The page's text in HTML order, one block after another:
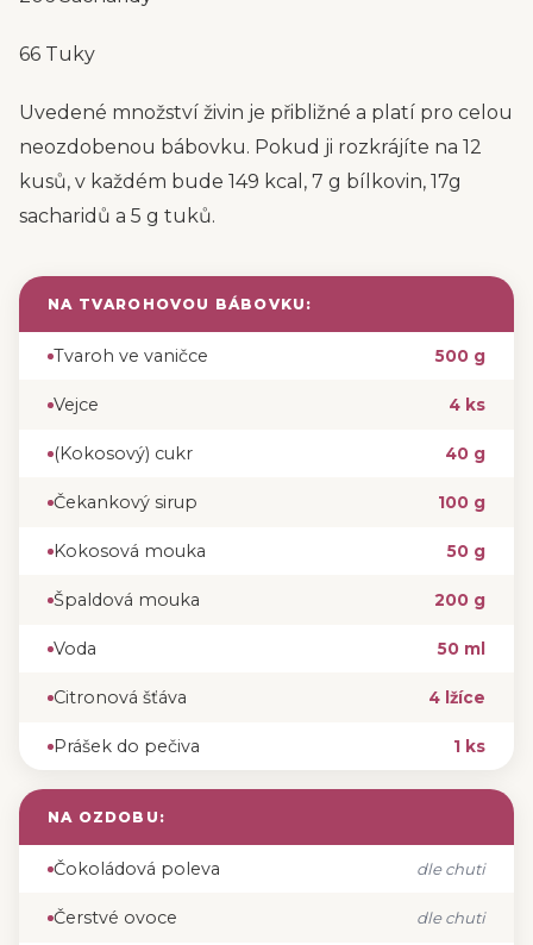
66 Tuky
Uvedené množství živin je přibližné a platí pro celou
neozdobenou bábovku. Pokud ji rozkrájíte na 12
kusů, v každém bude 149 kcal, 7 g bílkovin, 17g
sacharidů a 5 g tuků.
NA TVAROHOVOU BÁBOVKU:
Tvaroh ve vaničce 500 g
Vejce 4 ks
(Kokosový) cukr 40 g
Čekankový sirup 100 g
Kokosová mouka ‍50 g
Špaldová mouka ‍200 g
Voda 50 ml
Citronová šťáva 4 lžíce
Prášek do pečiva 1 ks
NA OZDOBU:
Čokoládová poleva dle chuti
Čerstvé ovoce dle chuti